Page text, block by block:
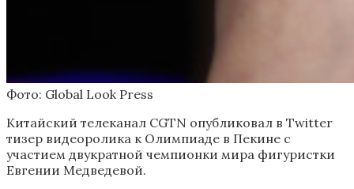
Фото: Global Look Press
Китайский телеканал CGTN опубликовал в Twitter
тизер видеоролика к Олимпиаде в Пекине с
участием двукратной чемпионки мира фигуристки
Евгении Медведевой.